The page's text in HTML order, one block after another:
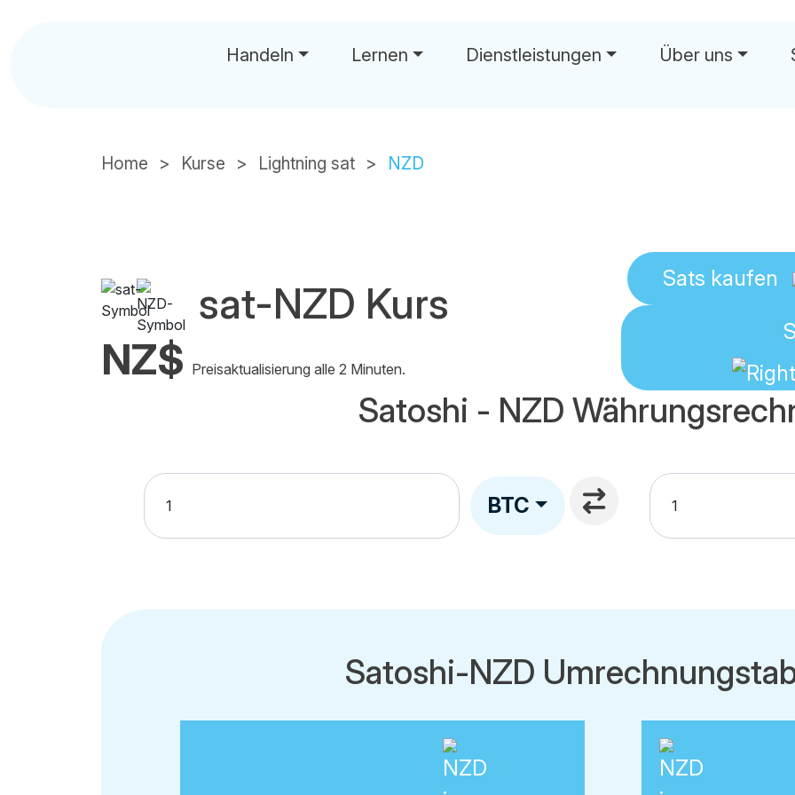
Handeln Lernen Dienstleistungen Über uns
Home Kurse Lightning sat NZD
sat-NZD Kurs
NZ$ Preisaktualisierung alle 2 Minuten.
Sats kaufen
Satoshi - NZD
BTC
Satoshi-NZD